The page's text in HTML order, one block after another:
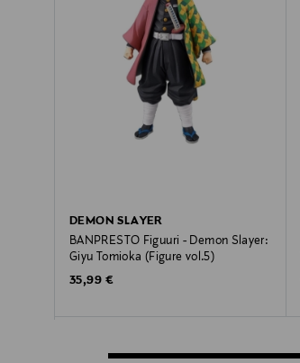
DEMON SLAYER
BANPRESTO Figuuri - Demon Slayer:
Giyu Tomioka (Figure vol.5)
Original Price
35,99 €